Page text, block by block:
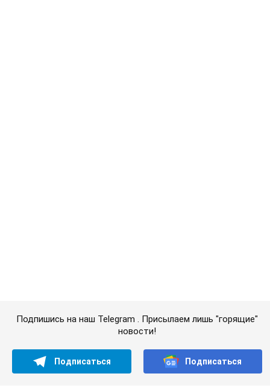
Подпишись на наш Telegram . Присылаем лишь "горящие"
новости!
Подписаться Подписаться